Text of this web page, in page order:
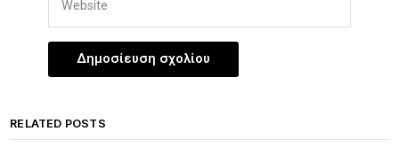
RELATED POSTS